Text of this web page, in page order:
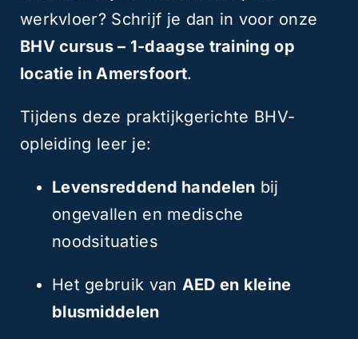
werkvloer? Schrijf je dan in voor onze
BHV cursus – 1-daagse training op
locatie in Amersfoort.
Tijdens deze praktijkgerichte BHV-
opleiding leer je:
Levensreddend handelen bij
ongevallen en medische
noodsituaties
Het gebruik van AED en kleine
blusmiddelen